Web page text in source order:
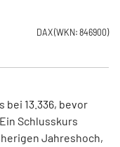
DAX(WKN: 846900)
bei 13.336, bevor
Schlusskurs
Jahreshoch,